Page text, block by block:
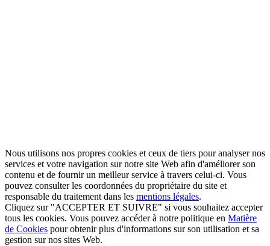
Nous utilisons nos propres cookies et ceux de tiers pour analyser nos
services et votre navigation sur notre site Web afin d'améliorer son
contenu et de fournir un meilleur service à travers celui-ci. Vous
pouvez consulter les coordonnées du propriétaire du site et
responsable du traitement dans les mentions légales.
Cliquez sur "ACCEPTER ET SUIVRE" si vous souhaitez accepter
tous les cookies. Vous pouvez accéder à notre politique en Matière
de Cookies pour obtenir plus d'informations sur son utilisation et sa
gestion sur nos sites Web.